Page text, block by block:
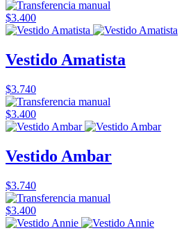
$3.400
Vestido Amatista
$3.740
$3.400
Vestido Ambar
$3.740
$3.400